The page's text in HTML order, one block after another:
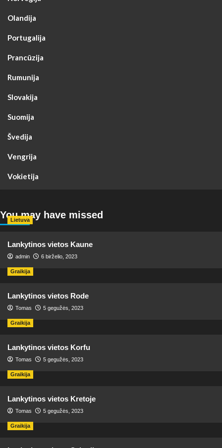
Olandija
Portugalija
Prancūzija
Rumunija
Slovakija
Suomija
Švedija
Vengrija
Vokietija
You may have missed
Lietuva
Lankytinos vietos Kaune
admin 6 birželio, 2023
Graikija
Lankytinos vietos Rode
Tomas 5 gegužės, 2023
Graikija
Lankytinos vietos Korfu
Tomas 5 gegužės, 2023
Graikija
Lankytinos vietos Kretoje
Tomas 5 gegužės, 2023
Graikija